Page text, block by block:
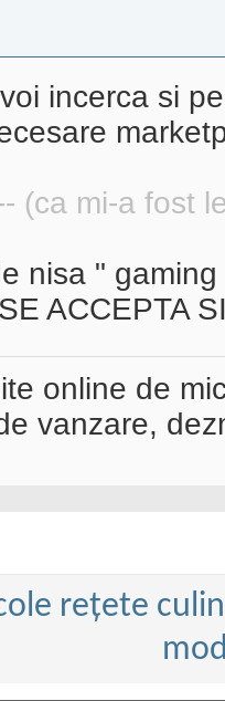
incerca si
(ca mi-a fost
nisa "
ACCEPTA
online de
vanzare,
rețete